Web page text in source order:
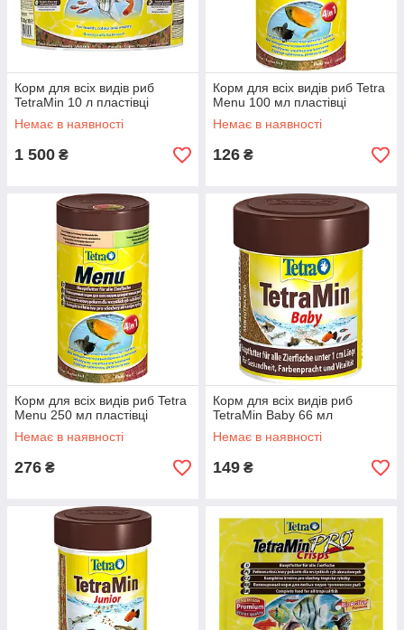
Корм для всіх видів риб
TetraMin 10 л пластівці
Немає в наявності
1 500 ₴
Корм для всіх видів риб Tetra
Menu 100 мл пластівці
Немає в наявності
126 ₴
Корм для всіх видів риб Tetra
Menu 250 мл пластівці
Немає в наявності
276 ₴
Корм для всіх видів риб
TetraMin Baby 66 мл
Немає в наявності
149 ₴